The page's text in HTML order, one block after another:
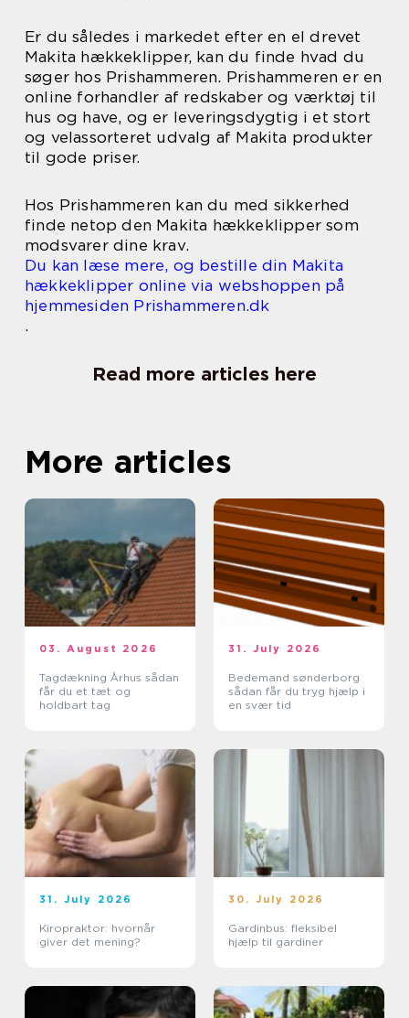
Er du således i markedet efter en el drevet
Makita hækkeklipper, kan du finde hvad du
søger hos Prishammeren. Prishammeren er en
online forhandler af redskaber og værktøj til
hus og have, og er leveringsdygtig i et stort
og velassorteret udvalg af Makita produkter
til gode priser.
Hos Prishammeren kan du med sikkerhed
finde netop den Makita hækkeklipper som
modsvarer dine krav.
Du kan læse mere, og bestille din Makita
hækkeklipper online via webshoppen på
hjemmesiden Prishammeren.dk
.
Read more articles here
More articles
03. August 2026
Tagdækning Århus sådan
får du et tæt og
holdbart tag
31. July 2026
Bedemand sønderborg
sådan får du tryg hjælp i
en svær tid
31. July 2026
Kiropraktor: hvornår
giver det mening?
30. July 2026
Gardinbus: fleksibel
hjælp til gardiner